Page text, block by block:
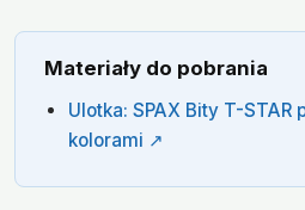
Materiały do pobrania
Ulotka: SPAX Bity T-STAR
kolorami ↗